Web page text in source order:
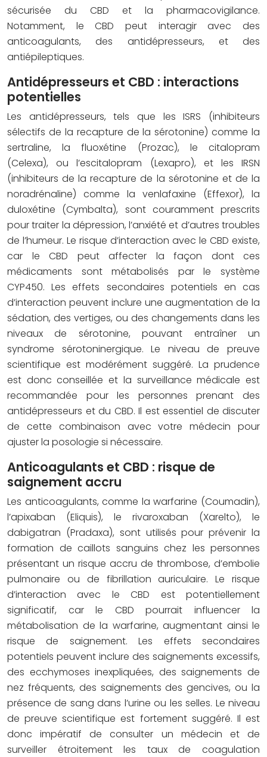
sécurisée du CBD et la pharmacovigilance.
Notamment, le CBD peut interagir avec des
anticoagulants, des antidépresseurs, et des
antiépileptiques.
Antidépresseurs et CBD : interactions
potentielles
Les antidépresseurs, tels que les ISRS (inhibiteurs
sélectifs de la recapture de la sérotonine) comme la
sertraline, la fluoxétine (Prozac), le citalopram
(Celexa), ou l’escitalopram (Lexapro), et les IRSN
(inhibiteurs de la recapture de la sérotonine et de la
noradrénaline) comme la venlafaxine (Effexor), la
duloxétine (Cymbalta), sont couramment prescrits
pour traiter la dépression, l’anxiété et d’autres troubles
de l’humeur. Le risque d’interaction avec le CBD existe,
car le CBD peut affecter la façon dont ces
médicaments sont métabolisés par le système
CYP450. Les effets secondaires potentiels en cas
d’interaction peuvent inclure une augmentation de la
sédation, des vertiges, ou des changements dans les
niveaux de sérotonine, pouvant entraîner un
syndrome sérotoninergique. Le niveau de preuve
scientifique est modérément suggéré. La prudence
est donc conseillée et la surveillance médicale est
recommandée pour les personnes prenant des
antidépresseurs et du CBD. Il est essentiel de discuter
de cette combinaison avec votre médecin pour
ajuster la posologie si nécessaire.
Anticoagulants et CBD : risque de
saignement accru
Les anticoagulants, comme la warfarine (Coumadin),
l’apixaban (Eliquis), le rivaroxaban (Xarelto), le
dabigatran (Pradaxa), sont utilisés pour prévenir la
formation de caillots sanguins chez les personnes
présentant un risque accru de thrombose, d’embolie
pulmonaire ou de fibrillation auriculaire. Le risque
d’interaction avec le CBD est potentiellement
significatif, car le CBD pourrait influencer la
métabolisation de la warfarine, augmentant ainsi le
risque de saignement. Les effets secondaires
potentiels peuvent inclure des saignements excessifs,
des ecchymoses inexpliquées, des saignements de
nez fréquents, des saignements des gencives, ou la
présence de sang dans l’urine ou les selles. Le niveau
de preuve scientifique est fortement suggéré. Il est
donc impératif de consulter un médecin et de
surveiller étroitement les taux de coagulation